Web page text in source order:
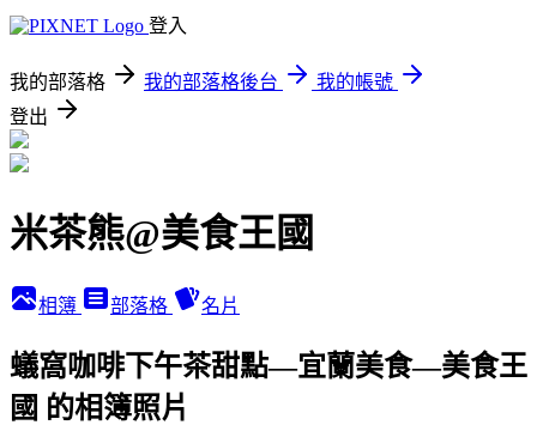
登入
我的部落格 我的部落格後台
我的帳號
登出
米茶熊@美食王國
相簿 部落格 名片
蟻窩咖啡下午茶甜點—宜蘭美食—美食王
國 的相簿照片